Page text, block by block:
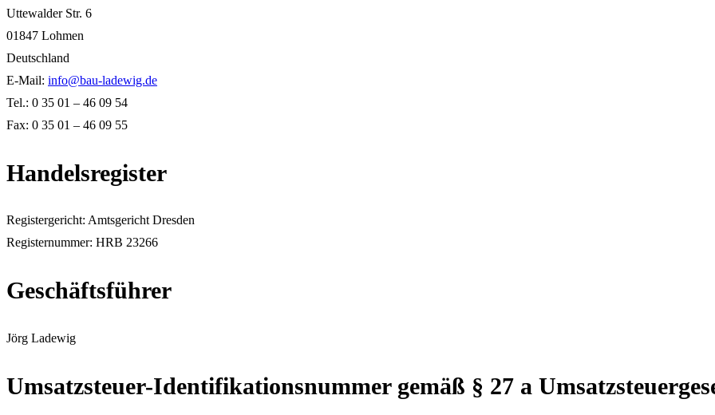
Uttewalder Str. 6
01847 Lohmen
Deutschland
E-Mail: info@bau-ladewig.de
Tel.: 0 35 01 – 46 09 54
Fax: 0 35 01 – 46 09 55
Handelsregister
Registergericht: Amtsgericht Dresden
Registernummer: HRB 23266
Geschäftsführer
Jörg Ladewig
Umsatzsteuer-Identifikationsnummer gemäß § 27 a